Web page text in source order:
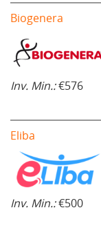
Biogenera
Inv. Min.:€576
Eliba
Inv. Min.:€500